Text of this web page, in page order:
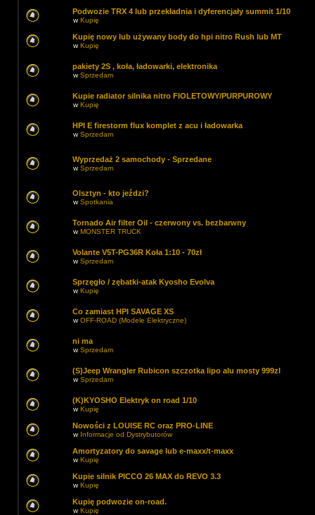
Podwozie TRX 4 lub przekładnia i dyferencjały summit 1/10
wKupię
Kupię nowy lub używany body do hpi nitro Rush lub MT
wKupię
pakiety 2S , koła, ładowarki, elektronika
wSprzedam
Kupie radiator silnika nitro FIOLETOWY/PURPUROWY
wKupię
HPI E firestorm flux komplet z acu i ładowarka
wSprzedam
Wyprzedaż 2 samochody - Sprzedane
wSprzedam
Olsztyn - kto jeździ?
wSpotkania
Tornado Air filter Oil - czerwony vs. bezbarwny
wMONSTER TRUCK
Volante V5T-PG36R Koła 1:10 - 70zł
wSprzedam
Sprzęgło / zębatki-atak Kyosho Evolva
wKupię
Co zamiast HPI SAVAGE XS
wOFF-ROAD (Modele Elektryczne)
ni ma
wSprzedam
(S)Jeep Wrangler Rubicon szczotka lipo alu mosty 999zl
wSprzedam
(K)KYOSHO Elektryk on road 1/10
wKupię
Nowości z LOUISE RC oraz PRO-LINE
w Informacje od Dystrybutorów
Amortyzatory do savage lub e-maxx/t-maxx
wKupię
Kupie silnik PICCO 26 MAX do REVO 3.3
wKupię
Kupię podwozie on-road.
wKupię